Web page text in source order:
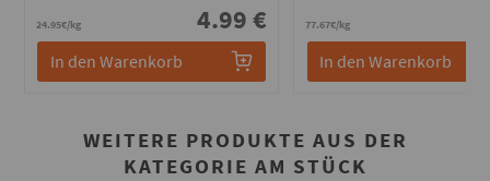
24.95€/kg 4.99 €
In den Warenkorb
77.67€/kg
In den Warenkorb
WEITERE PRODUKTE AUS DER
KATEGORIE AM STÜCK